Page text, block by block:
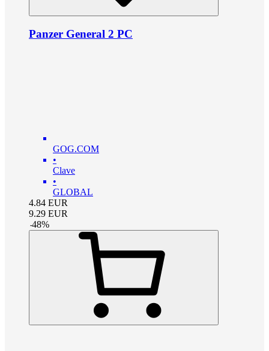
Panzer General 2 PC
GOG.COM
•
Clave
•
GLOBAL
4.84 EUR
9.29 EUR
-48%